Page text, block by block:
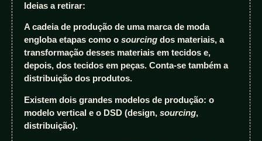
Ideias a retirar:
A cadeia de produção de uma marca de moda
engloba etapas como o sourcing dos materiais, a
transformação desses materiais em tecidos e,
depois, dos tecidos em peças. Conta-se também a
distribuição dos produtos.
Existem dois grandes modelos de produção: o
modelo vertical e o DSD (design, sourcing,
distribuição).